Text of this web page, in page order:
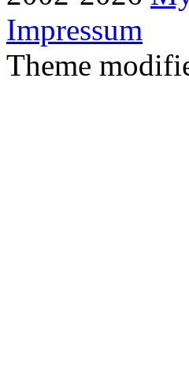
Impressum
Theme